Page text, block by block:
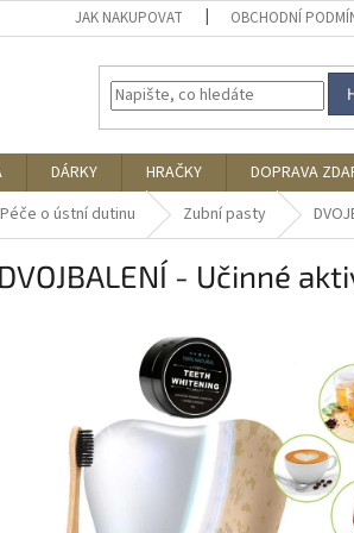
JAK NAKUPOVAT OBCHODNÍ
DÁRKY HRAČKY DOPRAVA
Péče o ústní dutinu Zubní pasty
DVOJBALENÍ - Učinné